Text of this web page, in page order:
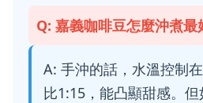
Q: 嘉義咖啡豆怎麼沖煮最
A: 手沖的話，水溫控制
比1:15，能凸顯甜感。但